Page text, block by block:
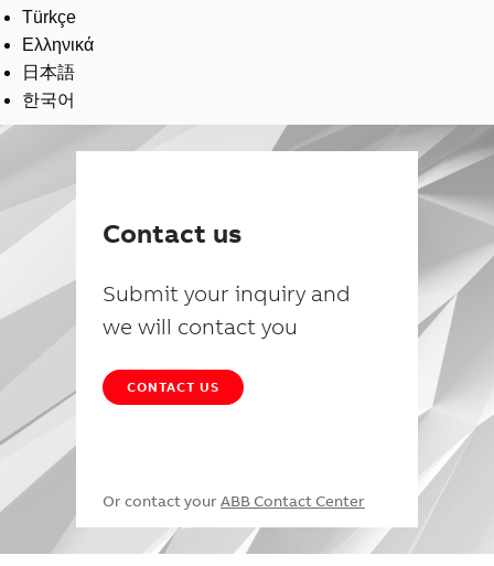
Türkçe
Ελληνικά
日本語
한국어
Contact us
Submit your inquiry and
we will contact you
CONTACT US
Or contact your ABB Contact Center